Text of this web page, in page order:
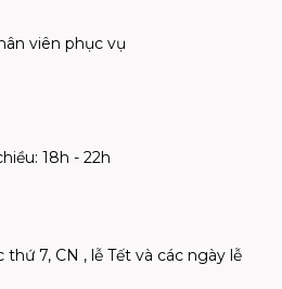
viên phục vụ
18h - 22h
7, CN , lễ Tết và các ngày lễ